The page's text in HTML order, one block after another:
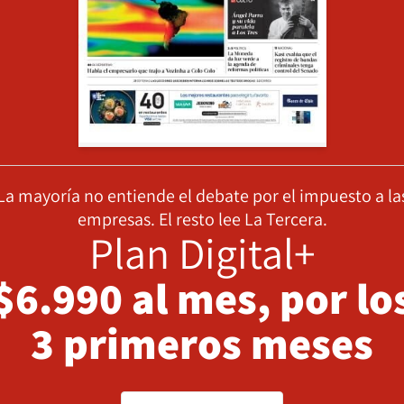
mayoría no entiende el debate por el impuesto a
empresas. El resto lee La Tercera.
Plan Digital+
al mes, por
3 primeros meses